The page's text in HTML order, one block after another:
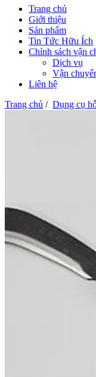
Trang chủ
Giới thiệu
Sản phẩm
Tin Tức Hữu Ích
Chính sách vận
Dịch vụ
Vận
Liên hệ
Trang chủ / Dụng cụ